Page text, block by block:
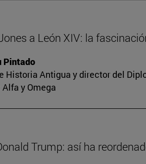
a León XIV: la
Pintado
Historia Antigua y director del
Alfa y Omega
Trump: así ha